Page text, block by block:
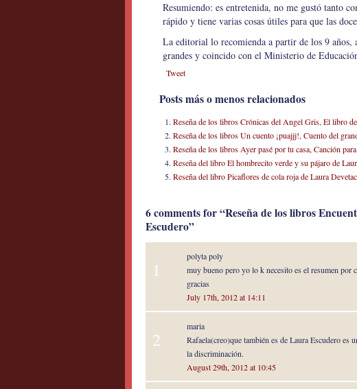
Resumiendo: es entretenida, no me gustó tanto
rápido y tiene varias cosas útiles para que las
La editorial lo recomienda a partir de los 9 años,
grandes y coincido con el Ministerio de
Tweet
Posts más o menos relacionados
Reseña de los libros Crónicas del Angel Gris, El libro
Reseña de los libros Un cuento ¡puajjj!, Cuento del
Reseña de los libros Ayer pasé por tu casa, Canción
Reseña del libro El hombrecito verde y su pájaro de
Reseña del libro Picaflores de cola roja de Laura
6 comments for “Reseña de los libros
Escudero”
1
polyta poly
muy bueno pero yo lo k necesito es el resumen por
gracias
July 17th, 2012 at 14:11
2
maria
Rafaela(creo)que también es de Laura Escudero es
la discriminación.
August 29th, 2012 at 10:45